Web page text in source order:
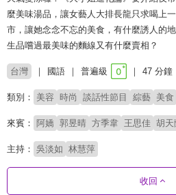
麼美味湯品，讓女藝人大排長龍只求喝上
市，讓她念念不忘的美食，有什麼誘人的
生品嚐過最美味的麵線又有什麼賣相？
台灣 國語 普遍級 47 分鐘
類別： 美容 時尚 談話性節目 綜藝 美食
來賓： 阿嬌 郭昱晴 方季韋 王思佳 胡天
主持： 吳淡如 林慧萍
收回